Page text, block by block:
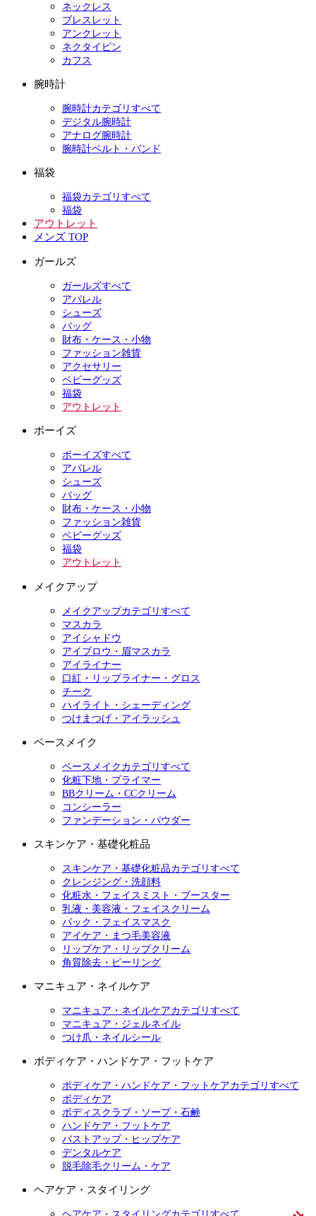
ネックレス
ブレスレット
アンクレット
ネクタイピン
カフス
腕時計
腕時計カテゴリすべて
デジタル腕時計
アナログ腕時計
腕時計ベルト・バンド
福袋
福袋カテゴリすべて
福袋
アウトレット
メンズ TOP
ガールズ
ガールズすべて
アパレル
シューズ
バッグ
財布・ケース・小物
ファッション雑貨
アクセサリー
ベビーグッズ
福袋
アウトレット
ボーイズ
ボーイズすべて
アパレル
シューズ
バッグ
財布・ケース・小物
ファッション雑貨
ベビーグッズ
福袋
アウトレット
メイクアップ
メイクアップカテゴリすべて
マスカラ
アイシャドウ
アイブロウ・眉マスカラ
アイライナー
口紅・リップライナー・グロス
チーク
ハイライト・シェーディング
つけまつげ・アイラッシュ
ベースメイク
ベースメイクカテゴリすべて
化粧下地・プライマー
BBクリーム・CCクリーム
コンシーラー
ファンデーション・パウダー
スキンケア・基礎化粧品
スキンケア・基礎化粧品カテゴリすべて
クレンジング・洗顔料
化粧水・フェイスミスト・ブースター
乳液・美容液・フェイスクリーム
パック・フェイスマスク
アイケア・まつ毛美容液
リップケア・リップクリーム
角質除去・ピーリング
マニキュア・ネイルケア
マニキュア・ネイルケアカテゴリすべて
マニキュア・ジェルネイル
つけ爪・ネイルシール
ボディケア・ハンドケア・フットケア
ボディケア・ハンドケア・フットケアカテゴリすべて
ボディケア
ボディスクラブ・ソープ・石鹸
ハンドケア・フットケア
バストアップ・ヒップケア
デンタルケア
脱毛除毛クリーム・ケア
ヘアケア・スタイリング